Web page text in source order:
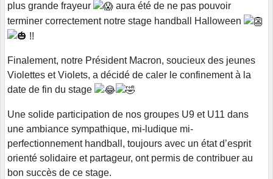
plus grande frayeur
aura été de ne pas pouvoir
terminer correctement notre stage handball Halloween
!!
Finalement, notre Président Macron, soucieux des jeunes
Violettes et Violets, a décidé de caler le confinement à la
date de fin du stage
Une solide participation de nos groupes U9 et U11 dans
une ambiance sympathique, mi-ludique mi-
perfectionnement handball, toujours avec un état d’esprit
orienté solidaire et partageur, ont permis de contribuer au
bon succès de ce stage.